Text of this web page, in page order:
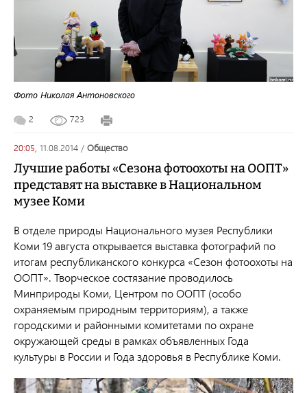
Фото Николая Антоновского
2 723
20:05, 11.08.2014 / общество
Лучшие работы «Сезона фотоохоты на ООПТ»
представят на выставке в Национальном
музее Коми
В отделе природы Национального музея Республики
Коми 19 августа открывается выставка фотографий по
итогам республиканского конкурса «Сезон фотоохоты на
ООПТ». Творческое состязание проводилось
Минприроды Коми, Центром по ООПТ (особо
охраняемым природным территориям), а также
городскими и районными комитетами по охране
окружающей среды в рамках объявленных Года
культуры в России и Года здоровья в Республике Коми.